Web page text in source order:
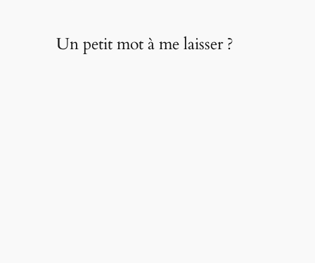
Un petit mot à me laisser ?